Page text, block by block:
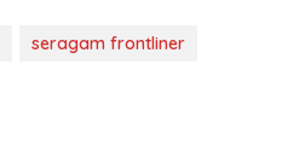
seragam frontliner